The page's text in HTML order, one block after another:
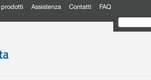
Assistenza Contatti FAQ